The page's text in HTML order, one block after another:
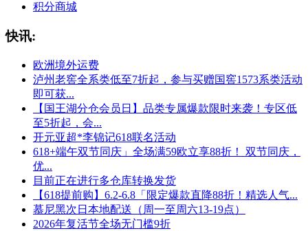
积分商城
快讯:
欧洲境外运费
泸州老窖全系类低至7折起，参与买赠国窖1573系类活动
即可获...
【国王湖分仓会员日】品类专属爆款限时来袭！专区低
至5折起，会...
开元亚超*李锦记618联名活动
618+端午双节同庆」全场满59欧立享88折！ 双节同庆，
优...
目前正在进行多仓库转换发货
【618提前购】6.2-6.8「限定爆款直降88折！精选人气...
慕尼黑次日本地配送（周一至周六13-19点）
2026年复活节全场无门槛9折